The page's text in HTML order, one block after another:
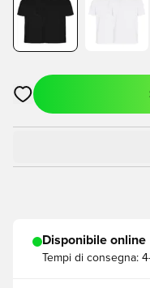
Apre una finestra
Disponibile online
Tempi di consegna: